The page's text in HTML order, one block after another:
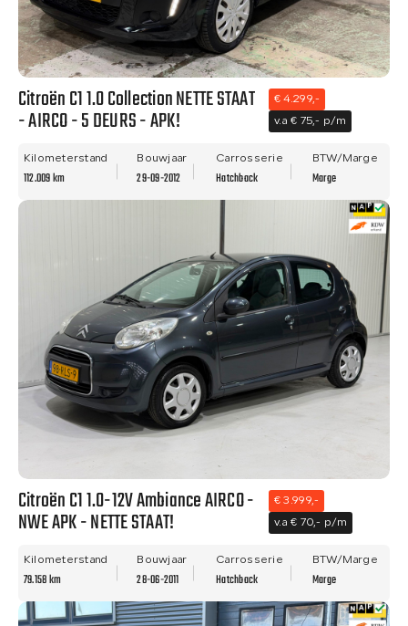
Citroën C1 1.0 Collection NETTE STAAT
- AIRCO - 5 DEURS - APK!
€ 4.299,-
v.a € 75,- p/m
Kilometerstand
112.009 km
Bouwjaar
29-09-2012
Carrosserie
Hatchback
BTW/Marge
Marge
Citroën C1 1.0-12V Ambiance AIRCO -
NWE APK - NETTE STAAT!
€ 3.999,-
v.a € 70,- p/m
Kilometerstand
79.158 km
Bouwjaar
28-06-2011
Carrosserie
Hatchback
BTW/Marge
Marge